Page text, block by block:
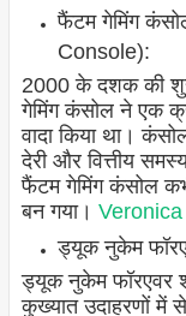
फैंटम गेमिंग
Console):
2000 के दशक की
गेमिंग कंसोल ने एक
वादा किया था।
देरी और वित्तीय
फैंटम गेमिंग कंसोल
बन गया। Veronica
ड्यूक नुकेम
ड्यूक नुकेम फॉरएवर
कुख्यात उदाहरणों